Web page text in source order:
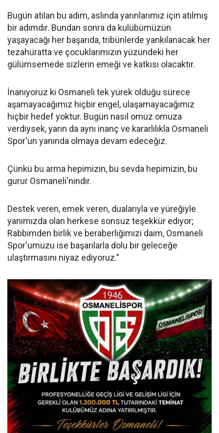
Bugün atılan bu adım, aslında yarınlarımız için atılmış
bir adımdır. Bundan sonra da kulübümüzün
yaşayacağı her başarıda, tribünlerde yankılanacak her
tezahüratta ve çocuklarımızın yüzündeki her
gülümsemede sizlerin emeği ve katkısı olacaktır.
İnanıyoruz ki Osmaneli tek yürek olduğu sürece
aşamayacağımız hiçbir engel, ulaşamayacağımız
hiçbir hedef yoktur. Bugün nasıl omuz omuza
verdiysek, yarın da aynı inanç ve kararlılıkla Osmaneli
Spor'un yanında olmaya devam edeceğiz.
Çünkü bu arma hepimizin, bu sevda hepimizin, bu
gurur Osmaneli'nindir.
Destek veren, emek veren, dualarıyla ve yüreğiyle
yanımızda olan herkese sonsuz teşekkür ediyor;
Rabbimden birlik ve beraberliğimizi daim, Osmaneli
Spor'umuzu ise başarılarla dolu bir geleceğe
ulaştırmasını niyaz ediyoruz.”